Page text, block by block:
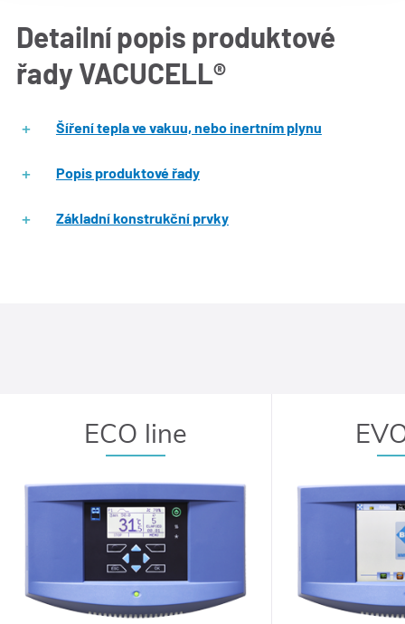
Detailní popis produktové
řady VACUCELL®
Šíření tepla ve vakuu, nebo inertním plynu
Popis produktové řady
Základní konstrukční prvky
ECO line